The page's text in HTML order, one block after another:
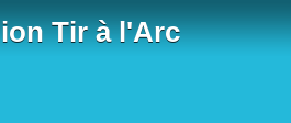
Tir à l'Arc